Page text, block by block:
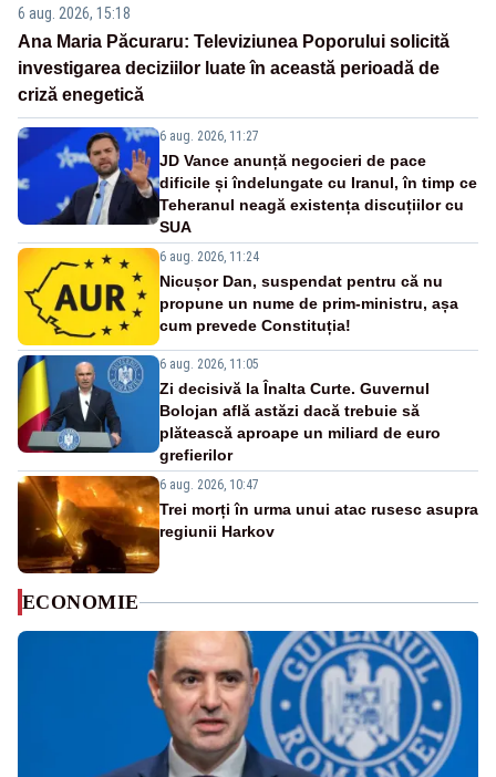
6 aug. 2026, 15:18
Ana Maria Păcuraru: Televiziunea Poporului solicită
investigarea deciziilor luate în această perioadă de
criză enegetică
6 aug. 2026, 11:27
JD Vance anunță negocieri de pace
dificile și îndelungate cu Iranul, în timp ce
Teheranul neagă existența discuțiilor cu
SUA
6 aug. 2026, 11:24
Nicușor Dan, suspendat pentru că nu
propune un nume de prim-ministru, așa
cum prevede Constituția!
6 aug. 2026, 11:05
Zi decisivă la Înalta Curte. Guvernul
Bolojan află astăzi dacă trebuie să
plătească aproape un miliard de euro
grefierilor
6 aug. 2026, 10:47
Trei morți în urma unui atac rusesc asupra
regiunii Harkov
ECONOMIE